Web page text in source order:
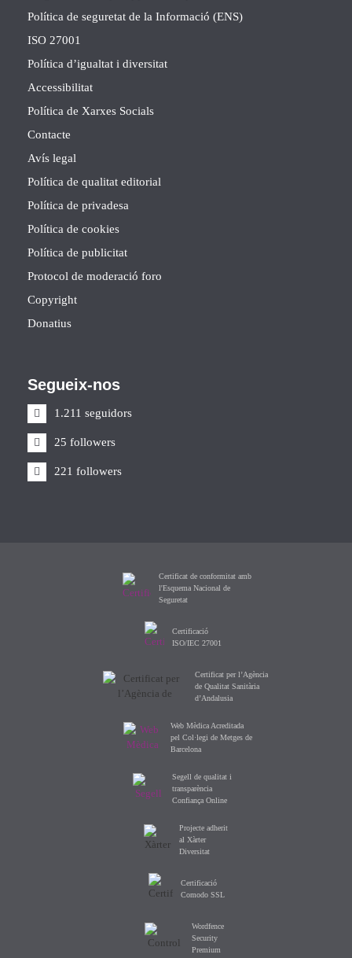
Política de seguretat de la Informació (ENS)
ISO 27001
Política d’igualtat i diversitat
Accessibilitat
Política de Xarxes Socials
Contacte
Avís legal
Política de qualitat editorial
Política de privadesa
Política de cookies
Política de publicitat
Protocol de moderació foro
Copyright
Donatius
Segueix-nos
1.211 seguidors
25 followers
221 followers
Certificat de conformitat amb
l'Esquema Nacional de
Seguretat
Certificació
ISO/IEC 27001
Certificat per l’Agència
de Qualitat Sanitària
d’Andalusia
Web Mèdica Acreditada
pel Col·legi de Metges de
Barcelona
Segell de qualitat i
transparència
Confiança Online
Projecte adherit
al Xàrter
Diversitat
Certificació
Comodo SSL
Wordfence
Security
Premium